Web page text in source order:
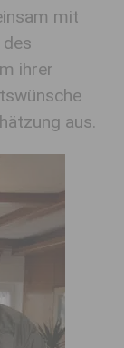
mit
ihrer
aus.